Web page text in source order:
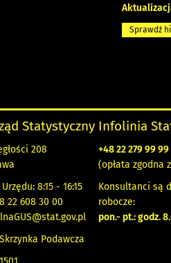
Sprawdź
Statystyczny
208
8:15 - 16:15
22 608 30 00
Podawcza
Infolinia
+48 22 279 99 99
(opłata zgodna
Konsultanci są
robocze:
pon.- pt.: godz.